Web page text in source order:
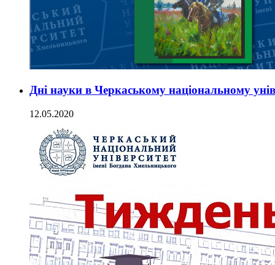
Дні науки в Черкаському національному
12.05.2020